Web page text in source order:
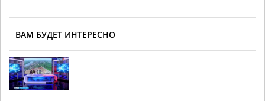
ВАМ БУДЕТ ИНТЕРЕСНО